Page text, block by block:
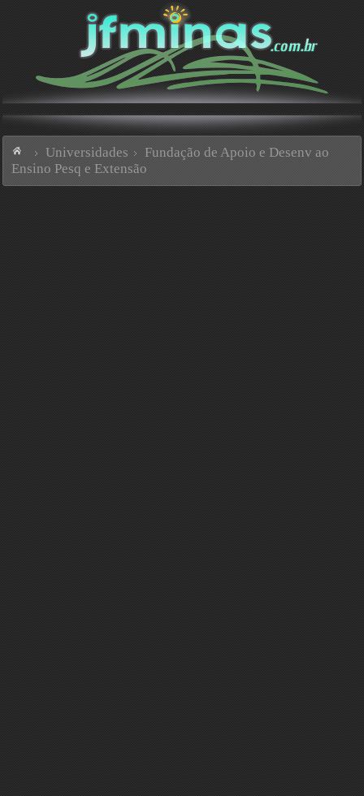
Universidades
Fundação de Apoio e Desenv ao
Ensino Pesq e Extensão